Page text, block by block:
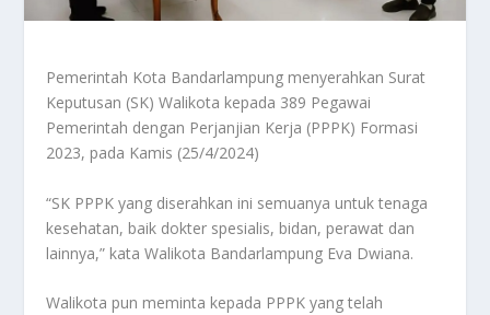
Pemerintah Kota Bandarlampung menyerahkan Surat
Keputusan (SK) Walikota kepada 389 Pegawai
Pemerintah dengan Perjanjian Kerja (PPPK) Formasi
2023, pada Kamis (25/4/2024)
“SK PPPK yang diserahkan ini semuanya untuk tenaga
kesehatan, baik dokter spesialis, bidan, perawat dan
lainnya,” kata Walikota Bandarlampung Eva Dwiana.
Walikota pun meminta kepada PPPK yang telah